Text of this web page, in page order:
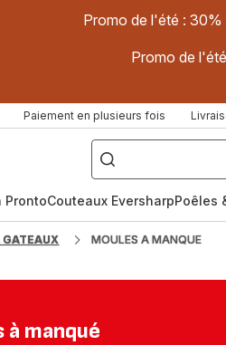
Promo de l'été : 30%
Promo de
Paiement en plusieurs fois
["Poêles
inox,
Cake
Factory,
ProntoCouteaux EversharpPoêles
GATEAUX MOULES A MANQUE
à manqué